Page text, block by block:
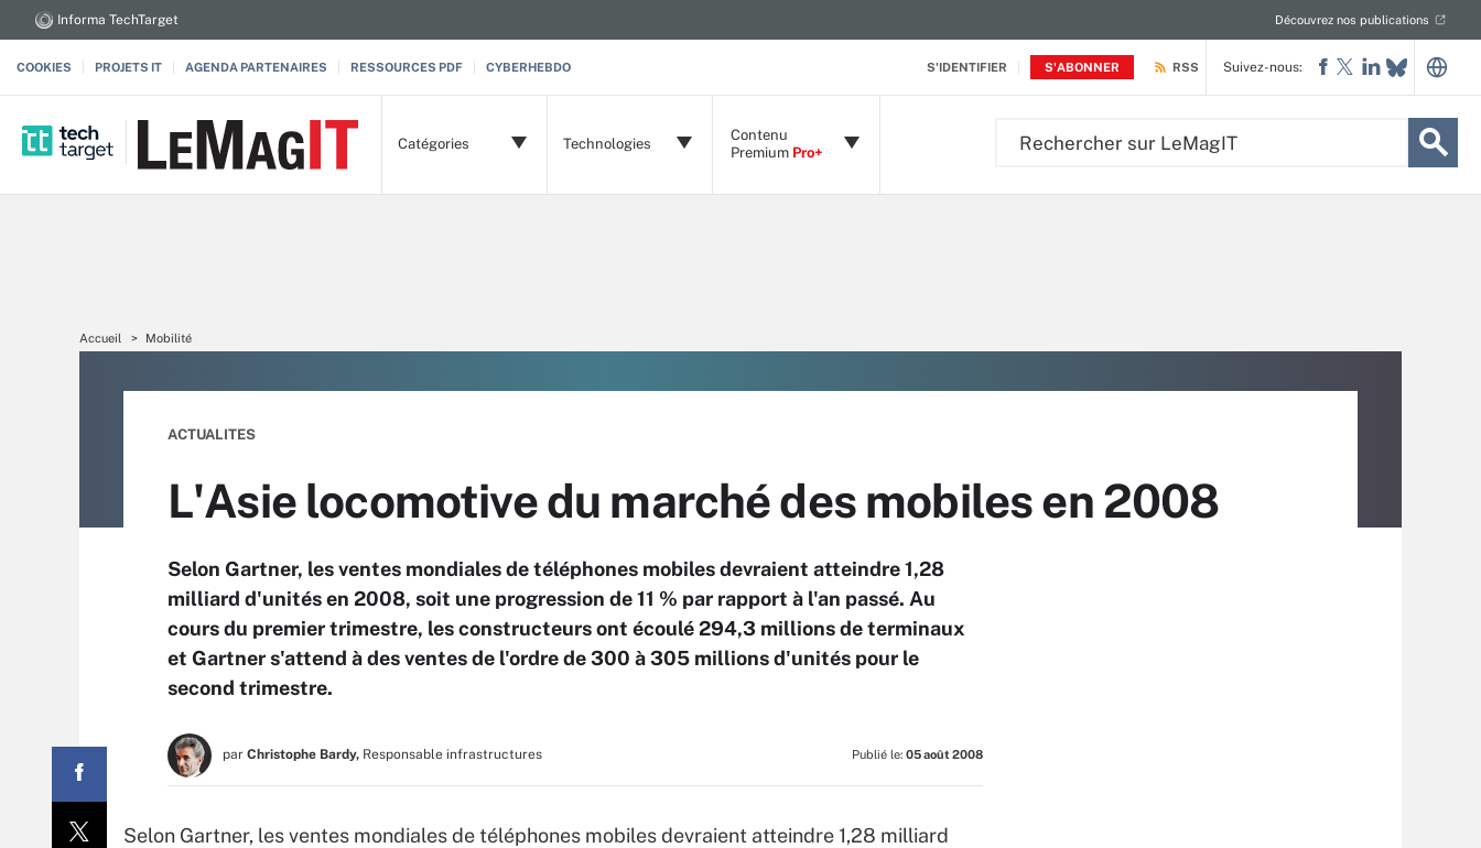
S'IDENTIFIER S'ABONNER
Informa TechTarget Découvrez nos publications
COOKIES PROJETS IT AGENDA PARTENAIRES RESSOURCES PDF CYBERHEBDO RSS
Catégories Technologies
Contenu
Premium Pro+
Suivez-nous:
Accueil Mobilité
ACTUALITES
L'Asie locomotive du marché des mobiles en 2008
Selon Gartner, les ventes mondiales de téléphones mobiles devraient atteindre 1,28
milliard d'unités en 2008, soit une progression de 11 % par rapport à l'an passé. Au
cours du premier trimestre, les constructeurs ont écoulé 294,3 millions de terminaux
et Gartner s'attend à des ventes de l'ordre de 300 à 305 millions d'unités pour le
second trimestre.
par Christophe Bardy, Responsable infrastructures Publié le: 05 août 2008
Selon Gartner, les ventes mondiales de téléphones mobiles devraient atteindre 1,28 milliard